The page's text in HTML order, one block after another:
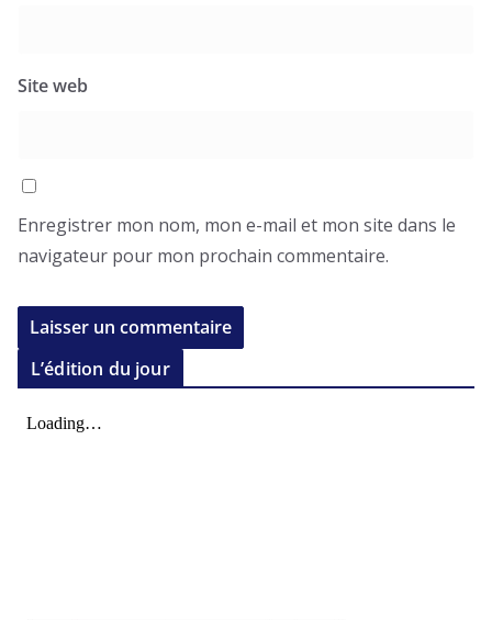
Site web
Enregistrer mon nom, mon e-mail et mon site dans le
navigateur pour mon prochain commentaire.
L’édition du jour